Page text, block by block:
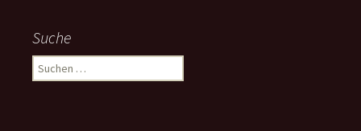
Suche
Suchen
nach: